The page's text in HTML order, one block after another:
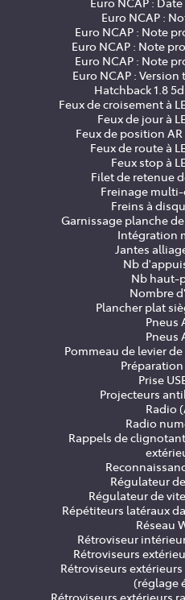
Euro NCAP :
Euro NCAP : Note
Euro NCAP : Note
Euro NCAP : Note
Euro NCAP :
Hatchback 1.8
Feux de croisement à
Feux de jour à
Feux de position
Feux de route à
Feux stop à
Filet de retenue
Freinage
Freins à
Garnissage planche
Intégration
Nb
Nb haut-
Nombre
Plancher plat
Pneus
Pneus
Pommeau de levier
Prise
Projecteurs
Radio
Radio
Rappels de
Régulateur
Régulateur de
Répétiteurs latéraux
Réseau
Rétroviseur
Rétroviseurs
Rétroviseurs
(réglage